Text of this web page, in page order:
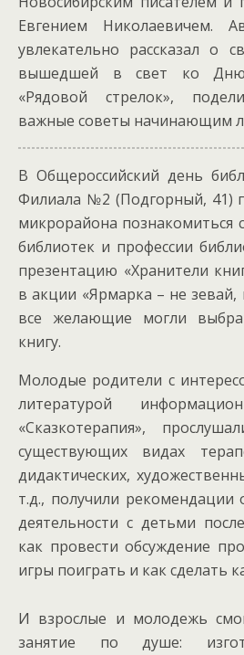
Евгением Николаевичем.
увлекательно рассказал о
вышедшей в свет ко Дню
«Рядовой стрелок»,
важные советы начинающим
В Общероссийский день
Филиала №2 (Подгорный, 41)
микрорайона познакомиться
библиотек и профессии
презентацию «Хранители
в акции «Ярмарка – не зевай,
все желающие могли
книгу.
Молодые родители с
литературой
«Сказкотерапия»,
существующих видах
дидактических,
т.д., получили рекомендации
деятельности с детьми
как провести обсуждение
игры поиграть и как сделать
И взрослые и молодежь
занятие по душе: